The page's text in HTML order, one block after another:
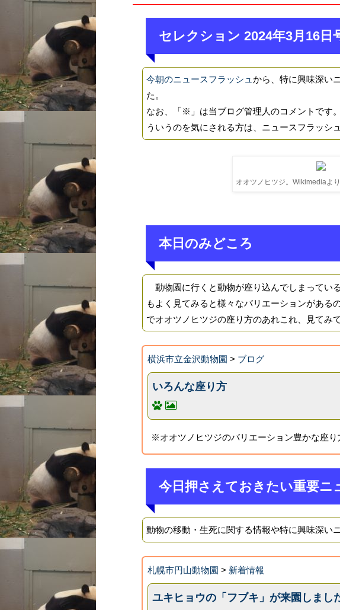
セレクション 2024年3月16日
今朝のニュースフラッシュから、特に興味深い
た。
なお、「※」は当ブログ管理人のコメントです
ういうのを気にされる方は、ニュースフラッシ
オオツノヒツジ。Wikimediaより
本日のみどころ
動物園に行くと動物が座り込んでしまってい
もよく見てみると様々なバリエーションがある
でオオツノヒツジの座り方のあれこれ、見てみ
横浜市立金沢動物園 > ブログ
いろんな座り方
※オオツノヒツジのバリエーション豊かな座り
今日押さえておきたい重要ニ
動物の移動・生死に関する情報や特に興味深い
札幌市円山動物園 > 新着情報
ユキヒョウの「フブキ」が来園しまし